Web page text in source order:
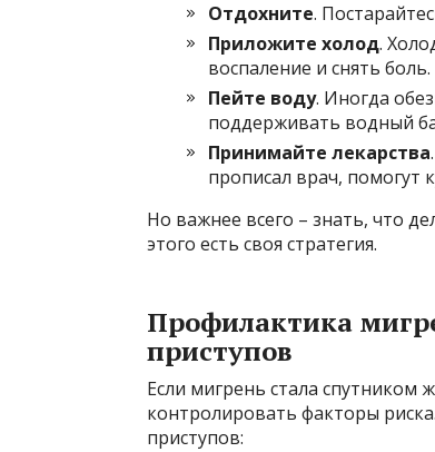
Отдохните.
Приложите холод.
воспаление и снять боль.
Пейте воду. Иногда
поддерживать водный
Принимайте лекарства
прописал врач, помогут
Но важнее всего – знать, что
этого есть своя стратегия.
Профилактика
приступов
Если мигрень стала
контролировать факторы
приступов: